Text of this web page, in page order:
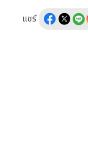
แชร์